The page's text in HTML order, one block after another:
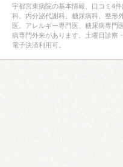
宇都宮東病院の基本情報、口コミ4
科、内分泌代謝科、糖尿病科、整形
医、アレルギー専門医、糖尿病専門
病専門外来があります。土曜日診察
電子決済利用可。